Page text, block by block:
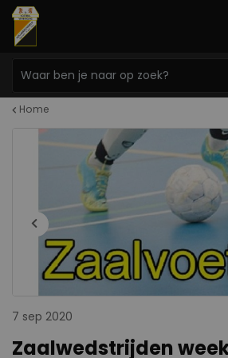
Home
7 sep 2020
Zaalwedstrijden